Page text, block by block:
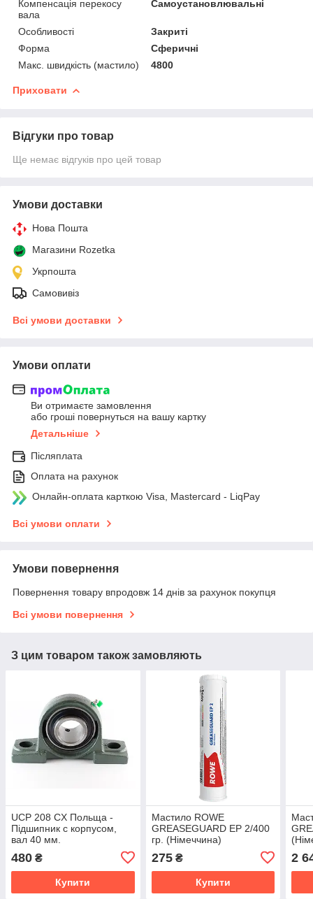
Компенсація перекосу
вала
Самоустановлювальні
Особливості
Закриті
Форма
Сферичні
Макс. швидкість (мастило)
4800
Приховати
Відгуки про товар
Ще немає відгуків про цей товар
Умови доставки
Нова Пошта
Магазини Rozetka
Укрпошта
Самовивіз
Всі умови доставки
Умови оплати
Ви отримаєте замовлення
або гроші повернуться на вашу картку
Детальніше
Післяплата
Оплата на рахунок
Онлайн-оплата карткою Visa, Mastercard - LiqPay
Всі умови оплати
Умови повернення
Повернення товару впродовж 14 днів за рахунок покупця
Всі умови повернення
З цим товаром також замовляють
UCP 208 CX Польща -
Підшипник c корпусом,
вал 40 мм.
480 ₴
Купити
Мастило ROWE
GREASEGUARD EP 2/400
гр. (Німеччина)
275₴
Купити
2